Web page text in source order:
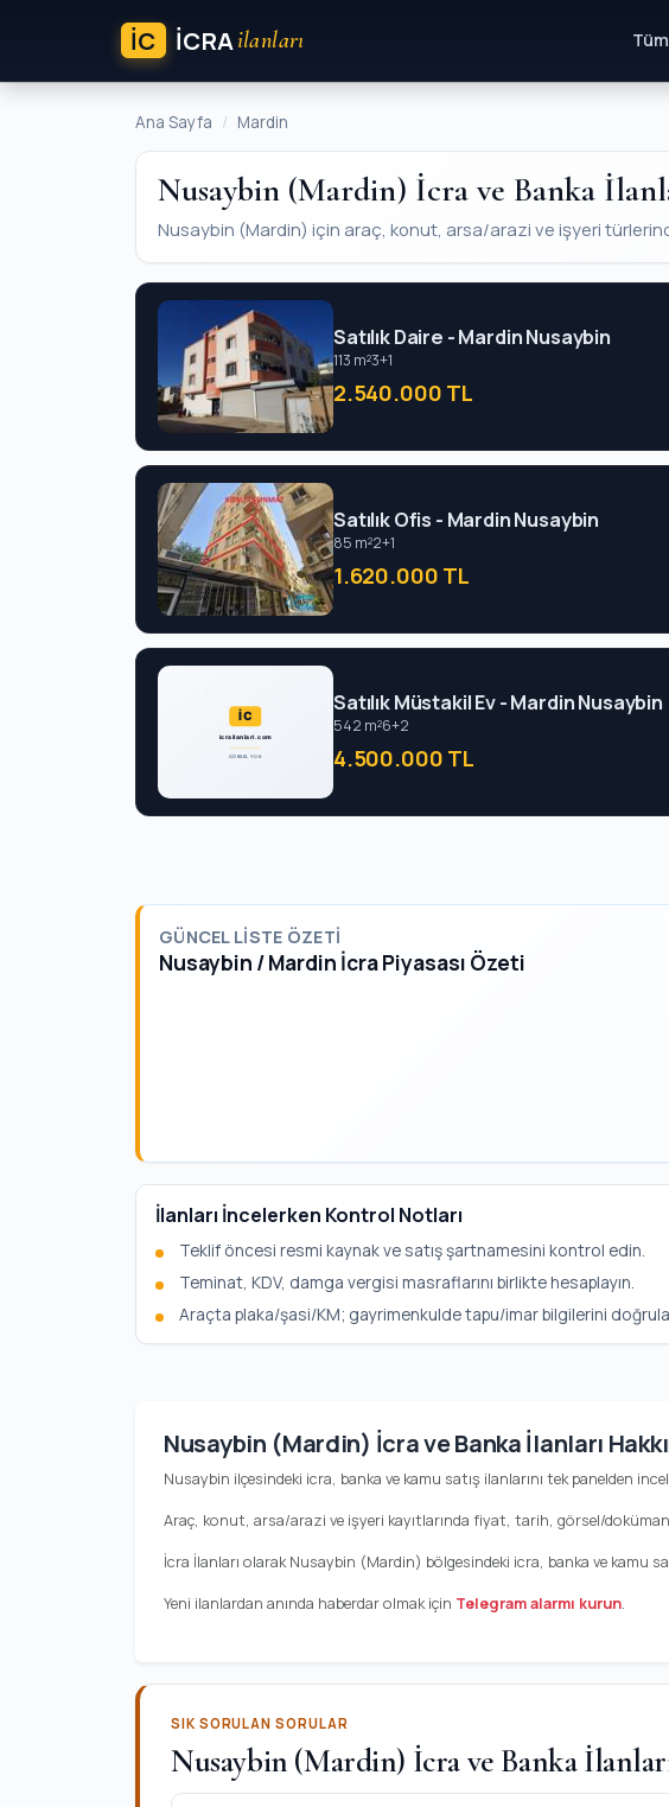
İC ICRAilanları
Ana Sayfa Mardin
Nusaybin (Mardin) İcra ve Banka
Nusaybin (Mardin) için araç, konut, arsa/arazi ve işyeri
Satılık Daire - Mardin Nusaybin
113 m²3+1
2.540.000 TL
Satılık Ofis - Mardin Nusaybin
85 m²2+1
1.620.000 TL
Satılık Müstakil Ev - Mardin Nusaybin
542 m²6+2
4.500.000 TL
GÜNCEL LISTE ÖZETI
Nusaybin / Mardin İcra Piyasası Özeti
İlanları İncelerken Kontrol Notları
Teklif öncesi resmi kaynak ve satış şartnamesini kontrol edin.
Teminat, KDV, damga vergisi masraflarını birlikte hesaplayın.
Araçta plaka/şasi/KM; gayrimenkulde tapu/imar bilgilerini
Nusaybin (Mardin) İcra ve Banka İlanları
Nusaybin ilçesindeki icra, banka ve kamu satış ilanlarını tek panelden
Araç, konut, arsa/arazi ve işyeri kayıtlarında fiyat, tarih, görsel/
İcra İlanları olarak Nusaybin (Mardin) bölgesindeki icra, banka ve kamu
Yeni ilanlardan anında haberdar olmak için Telegram alarmı kurun.
SIK SORULAN SORULAR
Nusaybin (Mardin) İcra ve Banka